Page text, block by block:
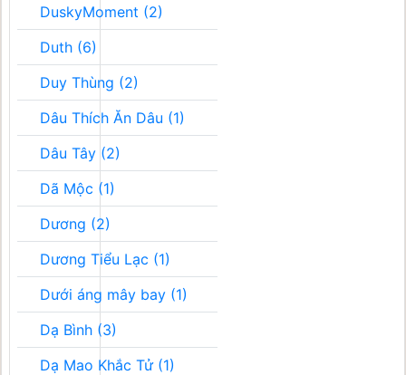
DuskyMoment (2)
Duth (6)
Duy Thùng (2)
Dâu Thích Ăn Dâu (1)
Dâu Tây (2)
Dã Mộc (1)
Dương (2)
Dương Tiểu Lạc (1)
Dưới áng mây bay (1)
Dạ Bình (3)
Dạ Mao Khắc Tử (1)